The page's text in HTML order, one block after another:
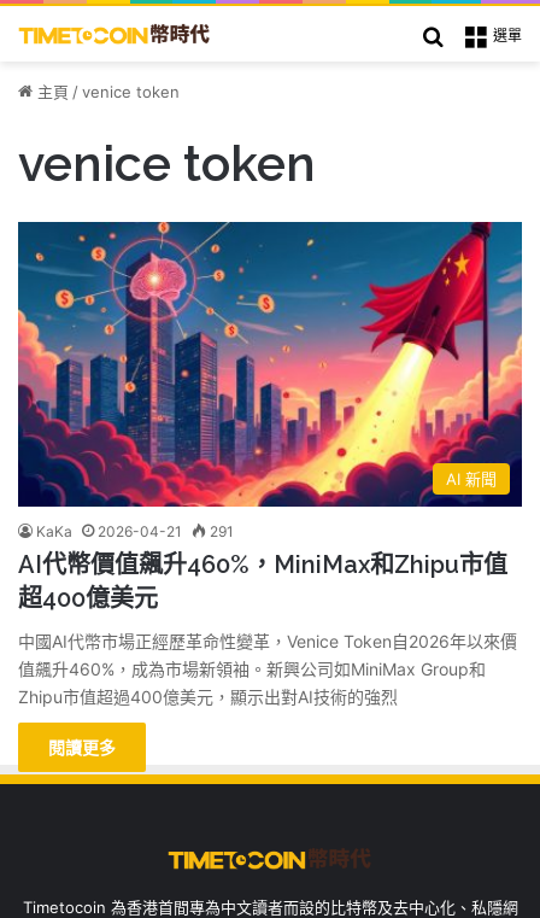
選單
搜索
主頁 /venice token
venice token
AI 新聞
KaKa 2026-04-21 291
AI代幣價值飆升460%，MiniMax和Zhipu市值
超400億美元
中國AI代幣市場正經歷革命性變革，Venice Token自2026年以來價
值飆升460%，成為市場新領袖。新興公司如MiniMax Group和
Zhipu市值超過400億美元，顯示出對AI技術的強烈
閱讀更多
Timetocoin 為香港首間專為中文讀者而設的比特幣及去中心化、私隱網